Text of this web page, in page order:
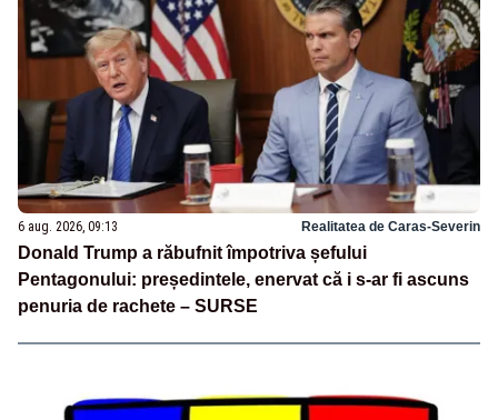
6 aug. 2026, 09:13 Realitatea de Caras-Severin
Donald Trump a răbufnit împotriva șefului
Pentagonului: președintele, enervat că i s-ar fi ascuns
penuria de rachete – SURSE